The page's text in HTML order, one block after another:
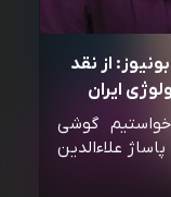
از نقد
ایران
گوشی
علاءالدین